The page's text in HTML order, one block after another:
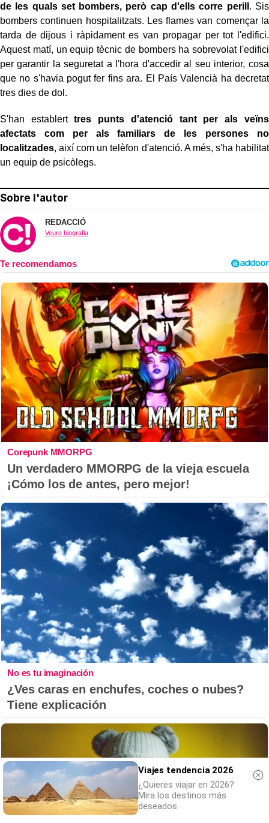
de les quals set bombers, però cap d'ells corre perill . Sis
bombers continuen hospitalitzats. Les flames van començar la
tarda de dijous i ràpidament es van propagar per tot l'edifici.
Aquest matí, un equip tècnic de bombers ha sobrevolat l'edifici
per garantir la seguretat a l'hora d'accedir al seu interior, cosa
que no s'havia pogut fer fins ara. El País Valencià ha decretat
tres dies de dol.
S'han establerttres punts d'atenció tant per als veïns
afectats com per als familiars de les persones no
localitzades, així com un telèfon d'atenció. A més, s'ha habilitat
un equip de psicòlegs.
Sobre l'autor
REDACCIÓ
Veure biografia
Corepunk MMORPG
Un verdadero MMORPG de la vieja escuela
¡Cómo los de antes, pero mejor!
No es tu imaginación
¿Ves caras en enchufes, coches o nubes?
Tiene explicación
Viajes tendencia 2026
¿Quieres viajar en 2026?
Mira los destinos más
deseados